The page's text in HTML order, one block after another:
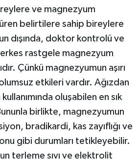
ve magnezyum
belirtilere sahip bireylere
dışında, doktor kontrolü ve
rastgele magnezyum
Çünkü magnezyumun aşırı
olumsuz etkileri vardır. Ağızdan
oluşabilen en sık
birlikte, magnezyumun
bradikardi, kas zayıflığı ve
gibi durumları tetikleyebilir.
terleme sıvı ve elektrolit